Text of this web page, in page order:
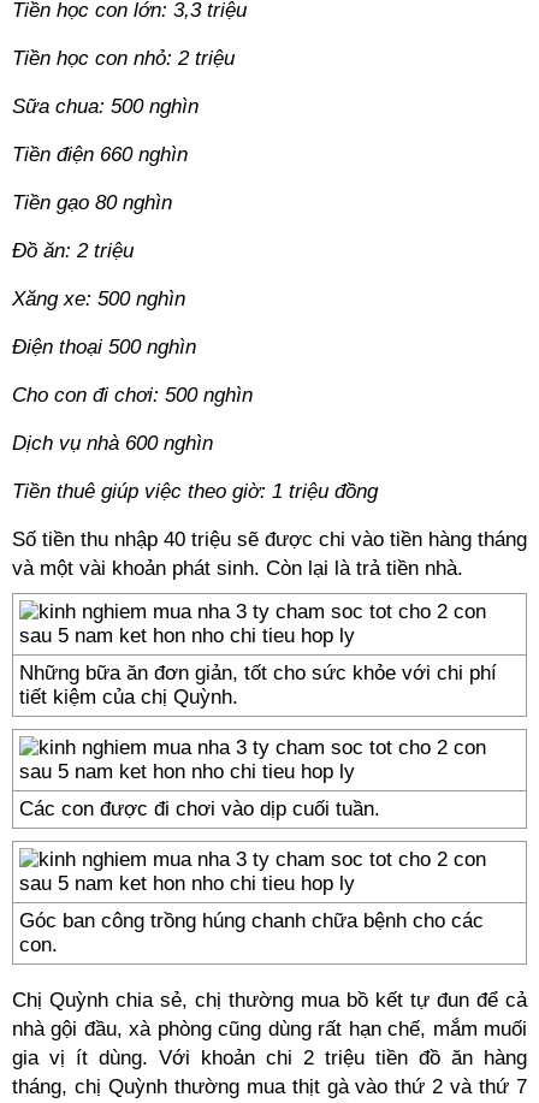
Tiền học con lớn: 3,3 triệu
Tiền học con nhỏ: 2 triệu
Sữa chua: 500 nghìn
Tiền điện 660 nghìn
Tiền gạo 80 nghìn
Đồ ăn: 2 triệu
Xăng xe: 500 nghìn
Điện thoại 500 nghìn
Cho con đi chơi: 500 nghìn
Dịch vụ nhà 600 nghìn
Tiền thuê giúp việc theo giờ: 1 triệu đồng
Số tiền thu nhập 40 triệu sẽ được chi vào tiền hàng tháng
và một vài khoản phát sinh. Còn lại là trả tiền nhà.
Những bữa ăn đơn giản, tốt cho sức khỏe với chi phí
tiết kiệm của chị Quỳnh.
Các con được đi chơi vào dịp cuối tuần.
Góc ban công trồng húng chanh chữa bệnh cho các
con.
Chị Quỳnh chia sẻ, chị thường mua bồ kết tự đun để cả
nhà gội đầu, xà phòng cũng dùng rất hạn chế, mắm muối
gia vị ít dùng. Với khoản chi 2 triệu tiền đồ ăn hàng
tháng, chị Quỳnh thường mua thịt gà vào thứ 2 và thứ 7